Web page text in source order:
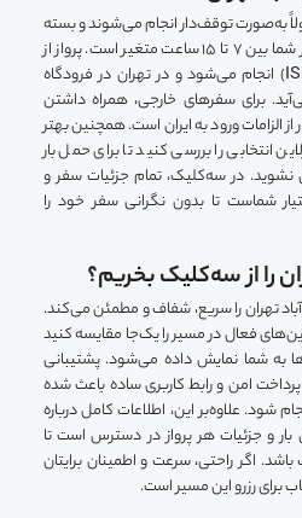
به‌صورت توقف‌دار انجام می‌شوند و بسته
به ایرلاین انتخابی، مدت‌زمان سفر شما بین ۷ تا ۱۵ ساعت متغیر است. پرواز از
فرودگاه بین‌المللی اسلام‌آباد (ISB) انجام می‌شود و در تهران در فرودگاه
برای سفرهای خارجی، همراه داشتن
الزامات ورود به ایران است. همچنین بهتر
انتخابی را بررسی کنید تا برای حمل بار
در سه‌کلیک، تمام جزئیات سفر و
شماست تا بدون نگرانی سفر خود را
را از سه‌کلیک بخریم؟
تهران را سریع، شفاف و مطمئن می‌کند.
فعال در مسیر را یک‌جا مقایسه کنید
به شما نمایش داده می‌شود. پشتیبانی
شود. علاوه‌بر این، اطلاعات کامل درباره
و جزئیات هر پرواز در دسترس است تا
اگر راحتی، سرعت و اطمینان برایتان
برای رزرو این مسیر است.